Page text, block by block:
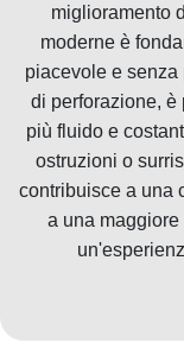
miglioramento
moderne è
piacevole e
di perforazione, è
più fluido e
ostruzioni o
contribuisce a una
a una maggiore